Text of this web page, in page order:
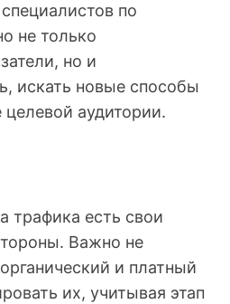
по
не только
но и
искать новые способы
целевой аудитории.
трафика есть свои
Важно не
и платный
их, учитывая этап